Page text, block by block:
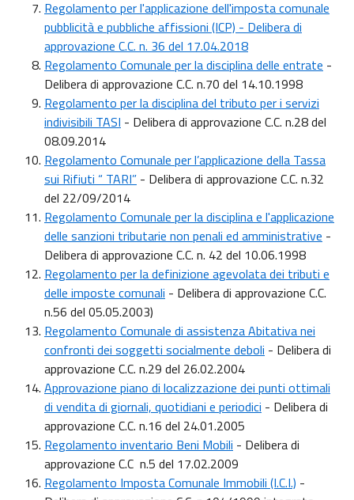
Regolamento per l'applicazione dell'imposta comunale
pubblicità e pubbliche affissioni (ICP) - Delibera di
approvazione C.C. n. 36 del 17.04.2018
Regolamento Comunale per la disciplina delle entrate -
Delibera di approvazione C.C. n.70 del 14.10.1998
Regolamento per la disciplina del tributo per i servizi
indivisibili TASI - Delibera di approvazione C.C. n.28 del
08.09.2014
Regolamento Comunale per l’applicazione della Tassa
sui Rifiuti “ TARI” - Delibera di approvazione C.C. n.32
del 22/09/2014
Regolamento Comunale per la disciplina e l'applicazione
delle sanzioni tributarie non penali ed amministrative -
Delibera di approvazione C.C. n. 42 del 10.06.1998
Regolamento per la definizione agevolata dei tributi e
delle imposte comunali - Delibera di approvazione C.C.
n.56 del 05.05.2003)
Regolamento Comunale di assistenza Abitativa nei
confronti dei soggetti socialmente deboli - Delibera di
approvazione C.C. n.29 del 26.02.2004
Approvazione piano di localizzazione dei punti ottimali
di vendita di giornali, quotidiani e periodici - Delibera di
approvazione C.C. n.16 del 24.01.2005
Regolamento inventario Beni Mobili - Delibera di
approvazione C.C n.5 del 17.02.2009
Regolamento Imposta Comunale Immobili (I.C.I.) -